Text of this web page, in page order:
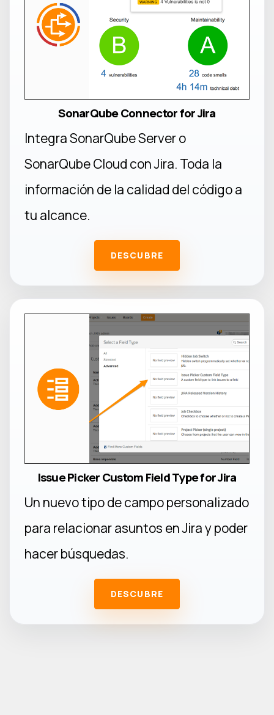
SonarQube Connector for Jira
Integra SonarQube Server o
SonarQube Cloud con Jira. Toda la
información de la calidad del código a
tu alcance.
DESCUBRE
Issue Picker Custom Field Type for Jira
Un nuevo tipo de campo personalizado
para relacionar asuntos en Jira y poder
hacer búsquedas.
DESCUBRE